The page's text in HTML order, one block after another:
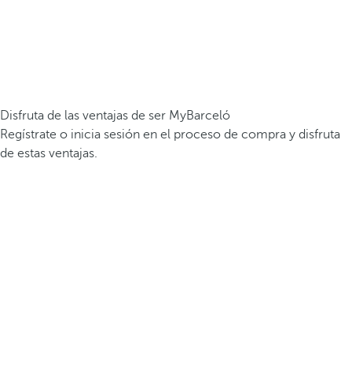
Disfruta de las ventajas de ser MyBarceló
Regístrate o inicia sesión en el proceso de compra y disfruta
de estas ventajas.